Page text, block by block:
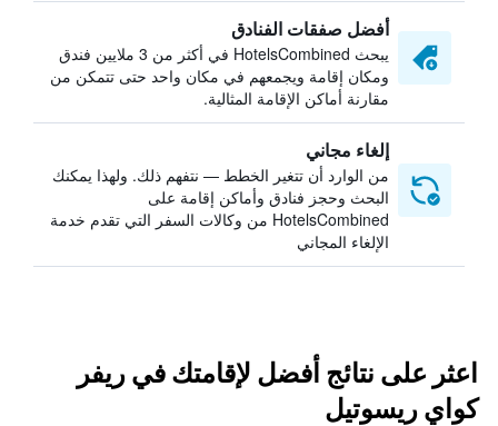
أفضل صفقات الفنادق
يبحث HotelsCombined في أكثر من 3 ملايين فندق
ومكان إقامة ويجمعهم في مكان واحد حتى تتمكن من
مقارنة أماكن الإقامة المثالية.
إلغاء مجاني
من الوارد أن تتغير الخطط — نتفهم ذلك. ولهذا يمكنك
البحث وحجز فنادق وأماكن إقامة على
HotelsCombined من وكالات السفر التي تقدم خدمة
الإلغاء المجاني
اعثر على نتائج أفضل لإقامتك في ريفر
كواي ريسوتيل